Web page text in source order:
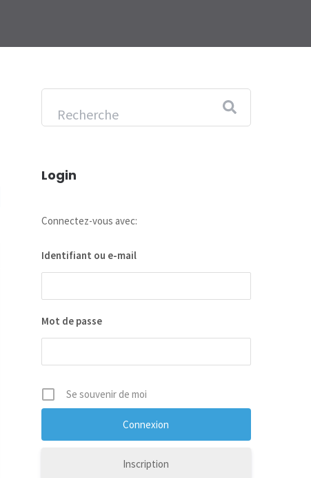
Login
Connectez-vous avec:
Identifiant ou e-mail
Mot de passe
Se souvenir de moi
Inscription